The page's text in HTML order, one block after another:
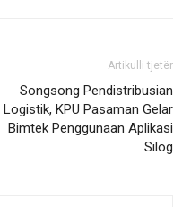
Artikulli tjetër
Songsong Pendistribusian
Logistik, KPU Pasaman Gelar
Bimtek Penggunaan Aplikasi
Silog